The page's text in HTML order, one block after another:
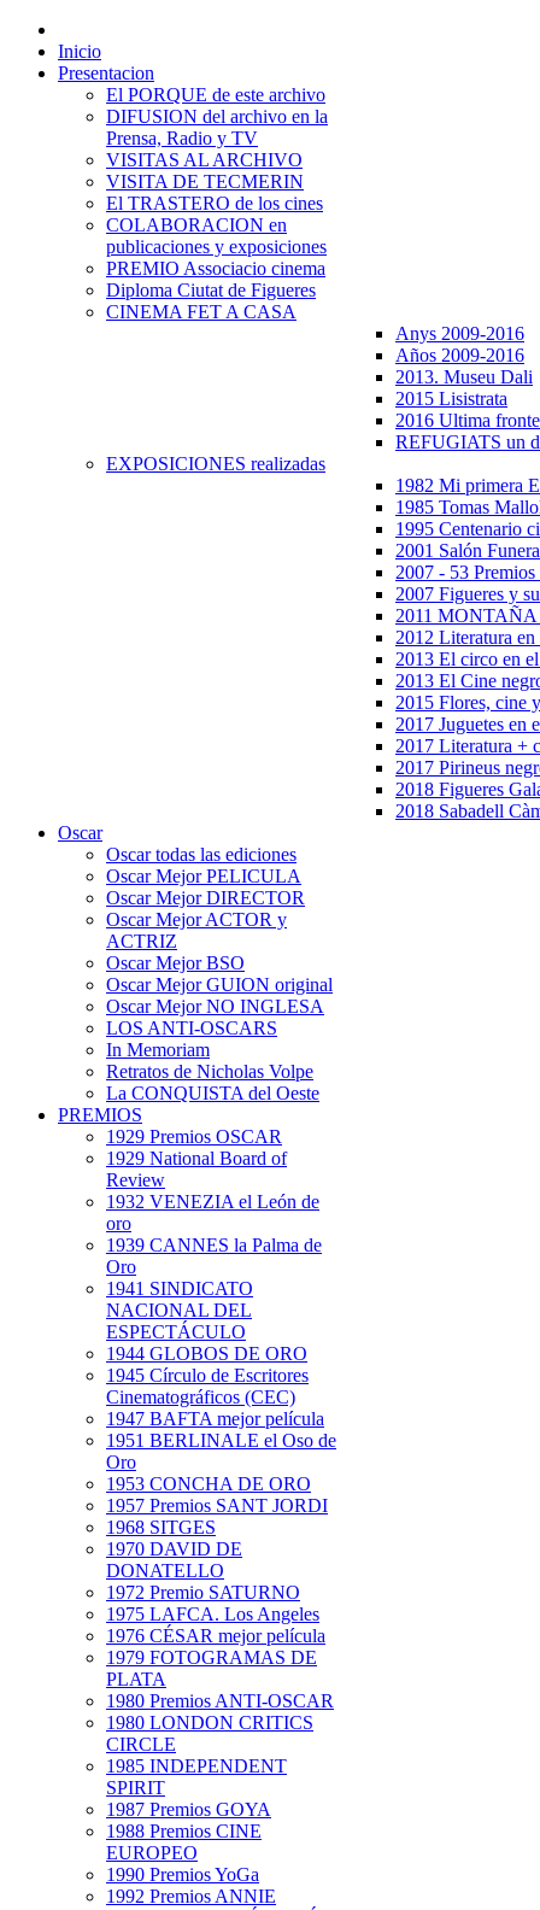
Inicio
Presentacion
El PORQUE de este archivo
DIFUSION del archivo en la
Prensa, Radio y TV
VISITAS AL ARCHIVO
VISITA DE TECMERIN
El TRASTERO de los cines
COLABORACION en
publicaciones y exposiciones
PREMIO Associacio cinema
Diploma Ciutat de Figueres
CINEMA FET A CASA
Anys 2009-2016
Años 2009-2016
2013. Museu Dali
2015 Lisistrata
2016 Ultima
REFUGIATS un
EXPOSICIONES realizadas
1982 Mi primera
1985 Tomas
1995 Centenario
2001 Salón
2007 - 53 Premios
2007 Figueres y
2011 MONTAÑA
2012 Literatura en
2013 El circo en
2013 El Cine
2015 Flores, cine
2017 Juguetes en
2017 Literatura +
2017 Pirineus
2018 Figueres
2018 Sabadell
Oscar
Oscar todas las ediciones
Oscar Mejor PELICULA
Oscar Mejor DIRECTOR
Oscar Mejor ACTOR y
ACTRIZ
Oscar Mejor BSO
Oscar Mejor GUION original
Oscar Mejor NO INGLESA
LOS ANTI-OSCARS
In Memoriam
Retratos de Nicholas Volpe
La CONQUISTA del Oeste
PREMIOS
1929 Premios OSCAR
1929 National Board of
Review
1932 VENEZIA el León de
oro
1939 CANNES la Palma de
Oro
1941 SINDICATO
NACIONAL DEL
ESPECTÁCULO
1944 GLOBOS DE ORO
1945 Círculo de Escritores
Cinematográficos (CEC)
1947 BAFTA mejor película
1951 BERLINALE el Oso de
Oro
1953 CONCHA DE ORO
1957 Premios SANT JORDI
1968 SITGES
1970 DAVID DE
DONATELLO
1972 Premio SATURNO
1975 LAFCA. Los Angeles
1976 CÉSAR mejor película
1979 FOTOGRAMAS DE
PLATA
1980 Premios ANTI-OSCAR
1980 LONDON CRITICS
CIRCLE
1985 INDEPENDENT
SPIRIT
1987 Premios GOYA
1988 Premios CINE
EUROPEO
1990 Premios YoGa
1992 Premios ANNIE